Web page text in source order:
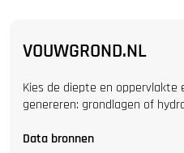
VOUWGROND.NL
Kies de diepte en oppervlakte
genereren: grondlagen of
Data bronnen